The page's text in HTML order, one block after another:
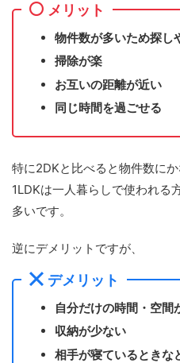
メリット
物件数が多いため探し
掃除が楽
お互いの距離が近い
同じ時間を過ごせる
特に2DKと比べると物件数に
1LDKは一人暮らしで使われる
多いです。
逆にデメリットですが、
デメリット
自分だけの時間・空間
収納が少ない
相手が寝ているときな